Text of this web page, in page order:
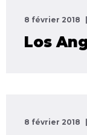
8 février 2018
Los
8 février 2018